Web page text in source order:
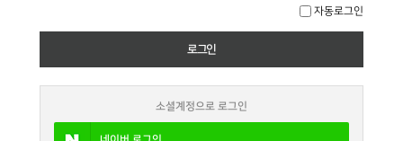
자동로그인
소셜계정으로 로그인